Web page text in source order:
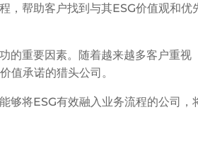
，帮助客户找到与其ESG价值观和优
的重要因素。随着越来越多客户重视
值承诺的猎头公司。
够将ESG有效融入业务流程的公司，